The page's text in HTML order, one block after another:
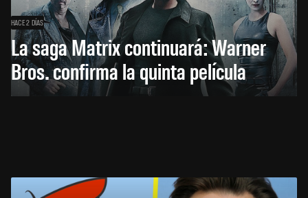
HACE 2 DÍAS
La saga Matrix continuará: Warner
Bros. confirma la quinta película